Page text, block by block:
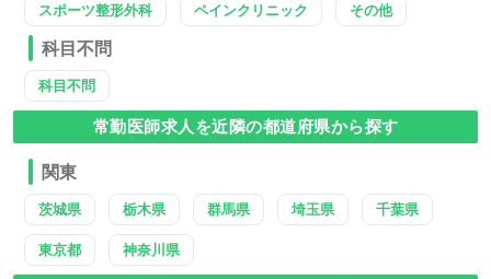
スポーツ整形外科 ペインクリニック その他
科目不問
科目不問
常勤医師求人を近隣の都道府県から探す
関東
茨城県 栃木県 群馬県 埼玉県 千葉県
東京都 神奈川県